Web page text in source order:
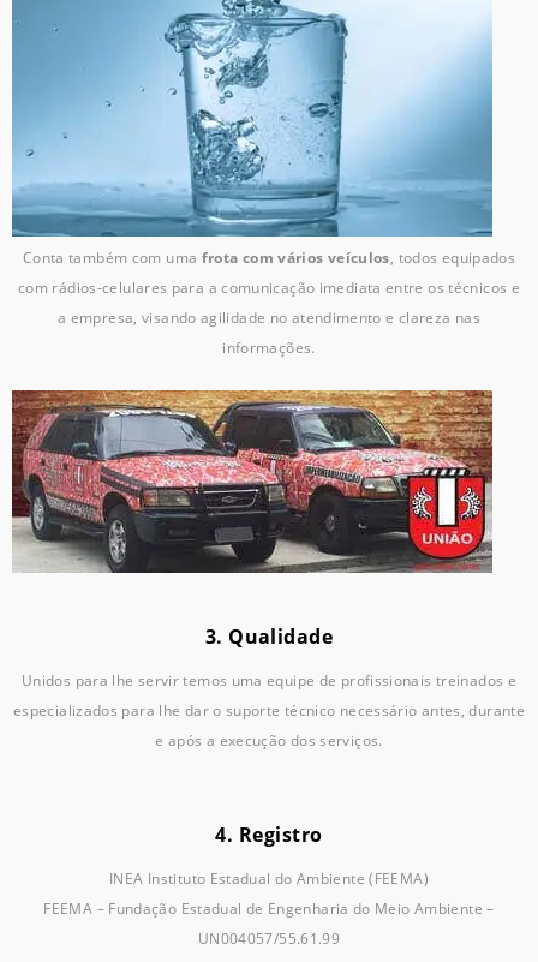
Conta também com uma frota com vários veículos, todos equipados
com rádios-celulares para a comunicação imediata entre os técnicos e
a empresa, visando agilidade no atendimento e clareza nas
informações.
3. Qualidade
Unidos para lhe servir temos uma equipe de profissionais treinados e
especializados para lhe dar o suporte técnico necessário antes, durante
e após a execução dos serviços.
4. Registro
INEA Instituto Estadual do Ambiente (FEEMA)
FEEMA – Fundação Estadual de Engenharia do Meio Ambiente –
UN004057/55.61.99